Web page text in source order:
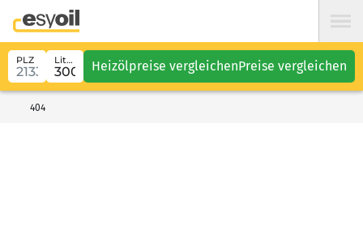
PLZ Liter Heizölpreise vergleichenPreise vergleichen
404